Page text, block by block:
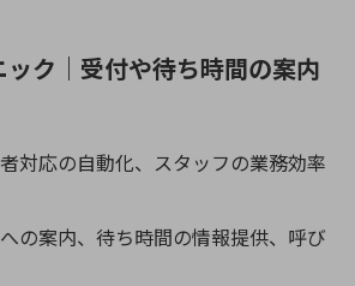
ク｜受付や待ち時間の案内
者対応の自動化、スタッフの業務効率
への案内、待ち時間の情報提供、呼び